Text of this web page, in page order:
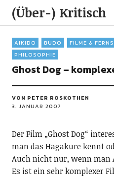
(Über-) Kritisch
AIKIDO BUDO FILME &
PHILOSOPHIE
Ghost Dog –
VON PETER ROSKOTHEN
3. JANUAR 2007
Der Film „Ghost Dog“
man das Hagakure kennt
Auch nicht nur, wenn man
Es ist ein sehr komplexer